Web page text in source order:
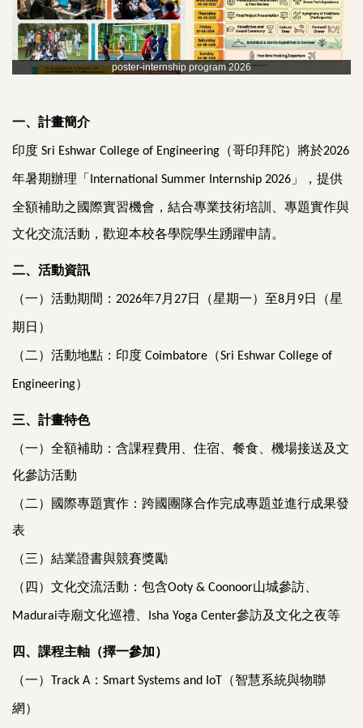
poster-internship program 2026
一、計畫簡介
印度 Sri Eshwar College of Engineering （哥印拜陀）將於2026
年暑期辦理「 International Summer Internship 2026 」，提供
全額補助之國際實習機會，結合專業技術培訓、專題實作與
文化交流活動，歡迎本校各學院學生踴躍申請。
二、活動資訊
（一）活動期間： 2026年7月 27日（星期一）至8月 9日（星
期日）
（二）活動地點：印度 Coimbatore （Sri Eshwar College of
Engineering）
三、計畫特色
（一）全額補助：含課程費用、住宿、餐食、機場接送及文
化參訪活動
（二）國際專題實作：跨國團隊合作完成專題並進行成果發
表
（三）結業證書與競賽獎勵
（四）文化交流活動：包含Ooty & Coonoor山城參訪、
Madurai寺廟文化巡禮、 Isha Yoga Center參訪及文化之夜等
四、課程主軸（擇一參加）
（一） Track A ： Smart Systems and IoT （智慧系統與物聯
網）